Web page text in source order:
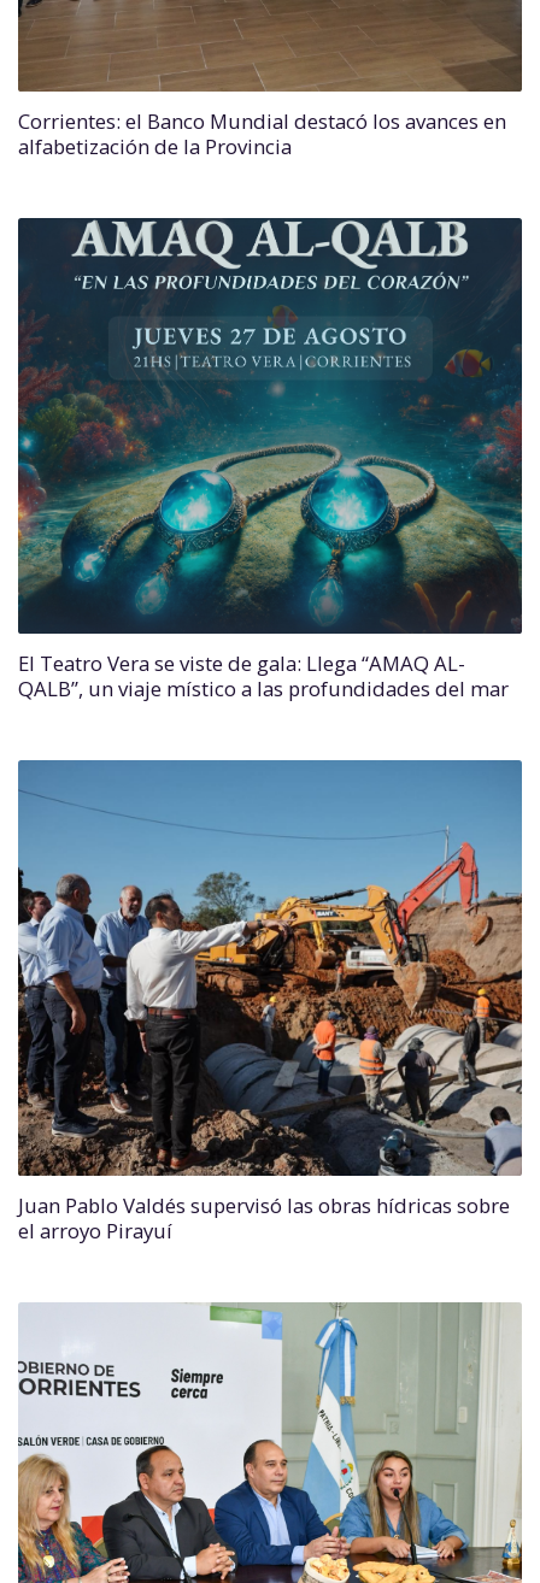
Corrientes: el Banco Mundial destacó los avances en
alfabetización de la Provincia
El Teatro Vera se viste de gala: Llega “AMAQ AL-
QALB”, un viaje místico a las profundidades del mar
Juan Pablo Valdés supervisó las obras hídricas sobre
el arroyo Pirayuí